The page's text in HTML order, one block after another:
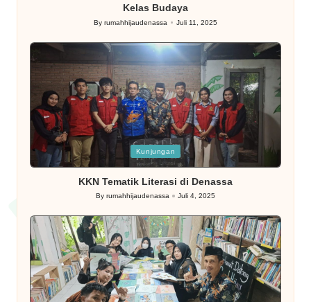
Kelas Budaya
Posted
Byrumahhijaudenassa Juli 11, 2025
Posted
in
Kunjungan
KKN Tematik Literasi di Denassa
Posted
By rumahhijaudenassa Juli 4, 2025